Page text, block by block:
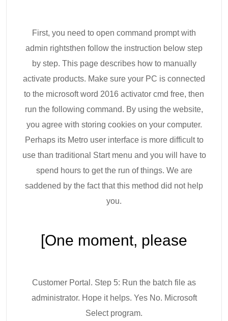
First, you need to open command prompt with
admin rightsthen follow the instruction below step
by step. This page describes how to manually
activate products. Make sure your PC is connected
to the microsoft word 2016 activator cmd free, then
run the following command. By using the website,
you agree with storing cookies on your computer.
Perhaps its Metro user interface is more difficult to
use than traditional Start menu and you will have to
spend hours to get the run of things. We are
saddened by the fact that this method did not help
you.
[One moment, please
Customer Portal. Step 5: Run the batch file as
administrator. Hope it helps. Yes No. Microsoft
Select program.